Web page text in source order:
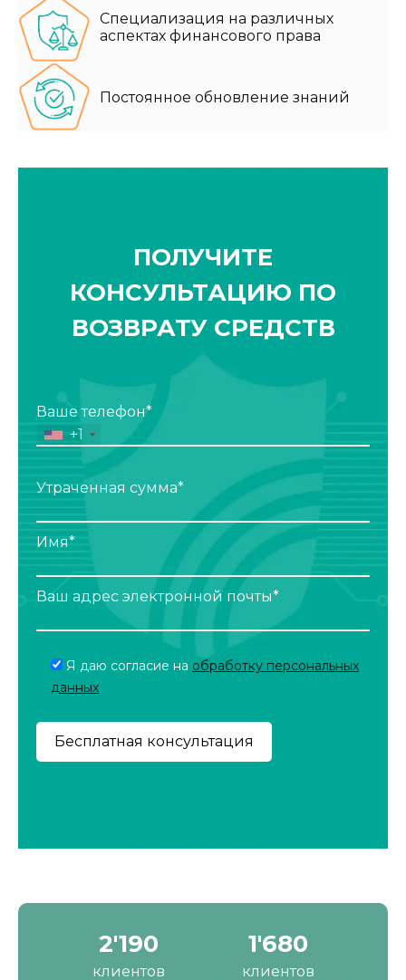
Специализация на различных
аспектах финансового права
Постоянное обновление знаний
ПОЛУЧИТЕ
КОНСУЛЬТАЦИЮ ПО
ВОЗВРАТУ СРЕДСТВ
Ваше телефон*
+1
Утраченная сумма*
Имя*
Ваш адрес электронной почты*
Я даю согласие на обработку персональных
данных
2'190
клиентов
1'680
клиентов